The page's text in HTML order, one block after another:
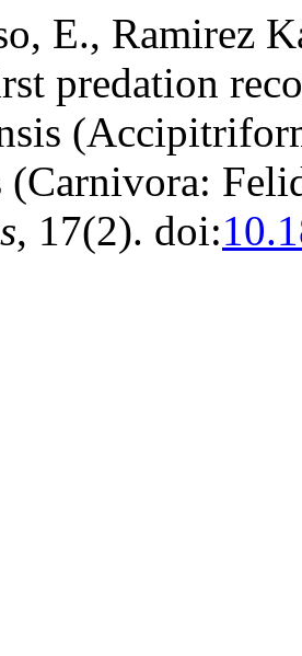
E., Ramirez
predation
(Carnivora:
, 17(2). doi: